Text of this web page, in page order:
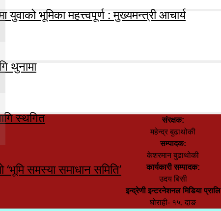
युवाको भूमिका महत्त्वपूर्ण : मुख्यमन्त्री आचार्य
थुनामा
स्थगित
समस्या समाधान समिति’
संरक्षक:
महेन्द्र बुढाथोकी
सम्पादक:
केशरमान बुढाथोकी
कार्यकारी सम्पादक:
उदय बिसी
इन्द्रेणी इन्टरनेशनल मिडिया प्रालि
घोराही- १५, दाङ